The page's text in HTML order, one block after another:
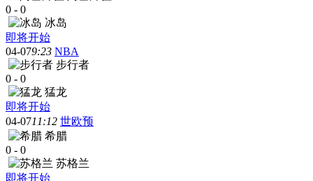
0 - 0
冰岛
即将开始
04-079:23 NBA
步行者
0 - 0
猛龙
即将开始
04-0711:12 世欧预
希腊
0 - 0
苏格兰
即将开始